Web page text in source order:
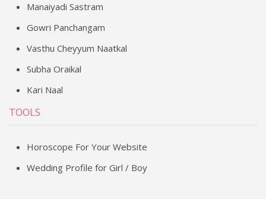
Manaiyadi Sastram
Gowri Panchangam
Vasthu Cheyyum Naatkal
Subha Oraikal
Kari Naal
TOOLS
Horoscope For Your Website
Wedding Profile for Girl / Boy